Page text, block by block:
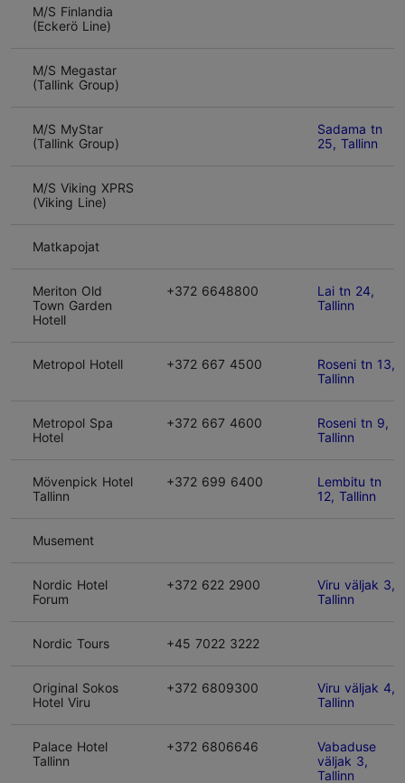
M/S Finlandia
(Eckerö Line)
M/S Megastar
(Tallink Group)
M/S MyStar
(Tallink Group)
Sadama tn
25, Tallinn
M/S Viking XPRS
(Viking Line)
Matkapojat
Meriton Old
Town Garden
Hotell
+372 6648800
Lai tn 24,
Tallinn
Metropol Hotell +372 667 4500
Roseni tn 13,
Tallinn
Metropol Spa
Hotel
+372 667 4600
Roseni tn 9,
Tallinn
Mövenpick Hotel
Tallinn
+372 699 6400
Lembitu tn
12, Tallinn
Musement
Nordic Hotel
Forum
+372 622 2900
Viru väljak 3,
Tallinn
Nordic Tours +45 7022 3222
Original Sokos
Hotel Viru
+372 6809300
Viru väljak 4,
Tallinn
Palace Hotel
Tallinn
+372 6806646
Vabaduse
väljak 3,
Tallinn